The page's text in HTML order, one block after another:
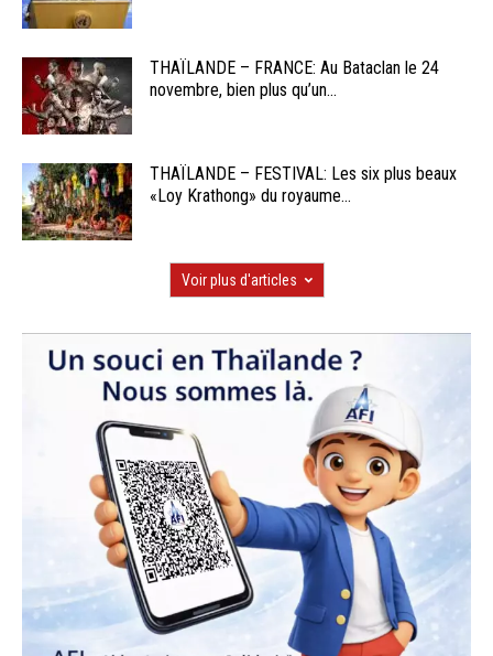
THAÏLANDE – FRANCE: Au Bataclan le 24
novembre, bien plus qu’un...
THAÏLANDE – FESTIVAL: Les six plus beaux
«Loy Krathong» du royaume...
Voir plus d'articles